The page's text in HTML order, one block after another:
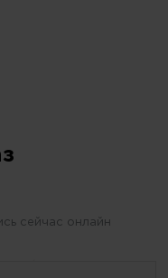
сейчас онлайн